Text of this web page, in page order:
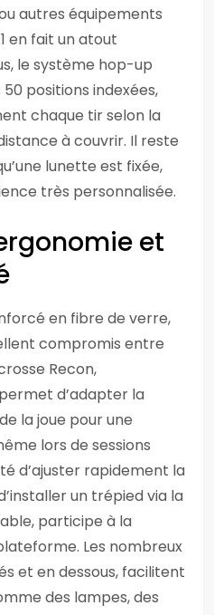
autres équipements
en fait un atout
le système hop-up
positions indexées,
chaque tir selon la
à couvrir. Il reste
lunette est fixée,
très personnalisée.
et
en fibre de verre,
compromis entre
Recon,
d’adapter la
la joue pour une
lors de sessions
d’ajuster rapidement la
un trépied via la
participe à la
Les nombreux
et en dessous, facilitent
des lampes, des